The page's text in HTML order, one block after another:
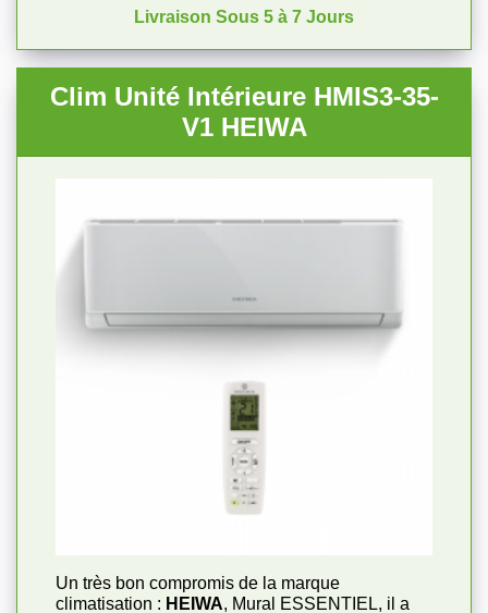
Livraison Sous 5 à 7 Jours
Clim Unité Intérieure HMIS3-35-
V1 HEIWA
Un très bon compromis de la marque
climatisation : HEIWA, Mural ESSENTIEL, il a